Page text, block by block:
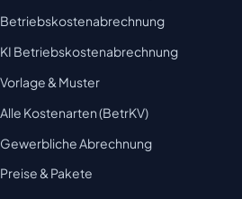
Betriebskostenabrechnung
KI Betriebskostenabrechnung
Vorlage & Muster
Alle Kostenarten (BetrKV)
Gewerbliche Abrechnung
Preise & Pakete